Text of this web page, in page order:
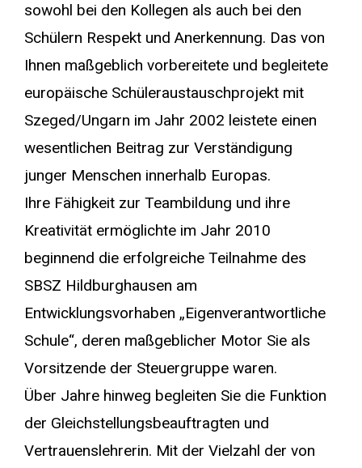
sowohl bei den Kollegen als auch bei den
Schülern Respekt und Anerkennung. Das von
Ihnen maßgeblich vorbereitete und begleitete
europäische Schüleraustauschprojekt mit
Szeged/Ungarn im Jahr 2002 leistete einen
wesentlichen Beitrag zur Verständigung
junger Menschen innerhalb Europas.
Ihre Fähigkeit zur Teambildung und ihre
Kreativität ermöglichte im Jahr 2010
beginnend die erfolgreiche Teilnahme des
SBSZ Hildburghausen am
Entwicklungsvorhaben „Eigenverantwortliche
Schule“, deren maßgeblicher Motor Sie als
Vorsitzende der Steuergruppe waren.
Über Jahre hinweg begleiten Sie die Funktion
der Gleichstellungsbeauftragten und
Vertrauenslehrerin. Mit der Vielzahl der von